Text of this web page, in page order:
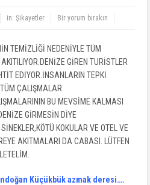
in:Şikayetler Bir yorum bırakın
TEMİZLİĞİ NEDENİYLE TÜM
GİREN TURİSTLER
EDİYOR.İNSANLARIN TEPKİ
ÇALIŞMALAR
BU MEVSİME KALMASI
GİRMESİN DİYE
KOKULAR VE OTEL VE
AKITMALARI DA CABASI. LÜTFEN
Küçükbük azmak deresi….